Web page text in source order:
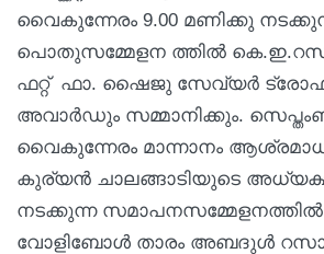
വൈകുന്നേരം 9.00 മണിക്കു
പൊതുസമ്മേളന ത്തിൽ
ഫറ്റ് ഫാ. ഷൈജു സേവ്യർ
അവാർഡും സമ്മാനിക്കും.
വൈകുന്നേരം മാന്നാനം
കുര്യൻ ചാലങ്ങാടിയുടെ
നടക്കുന്ന സമാപനസമ്മേളനത്തിൽ
വോളിബോൾ താരം അബദുൾ